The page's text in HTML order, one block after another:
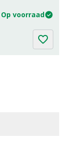
Op voorraad